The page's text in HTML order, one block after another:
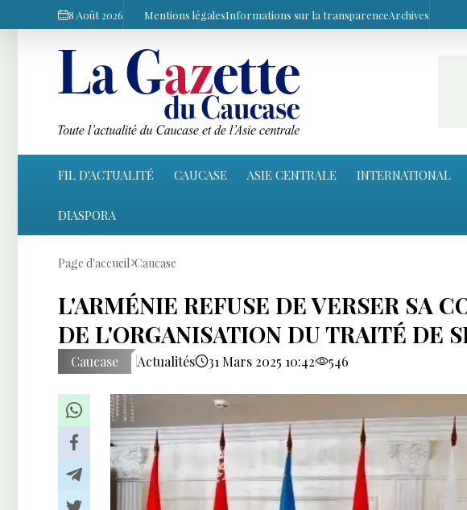
8 Août 2026 Mentions légalesInformations sur la transparenceArchives
FIL D'ACTUALITÉ CAUCASE ASIE CENTRALE INTERNATIONAL
DIASPORA
Page d'accueil Caucase
L'ARMÉNIE REFUSE DE VERSER SA
DE L'ORGANISATION DU TRAITÉ DE
Caucase Actualités 31 Mars 2025 10:42 546